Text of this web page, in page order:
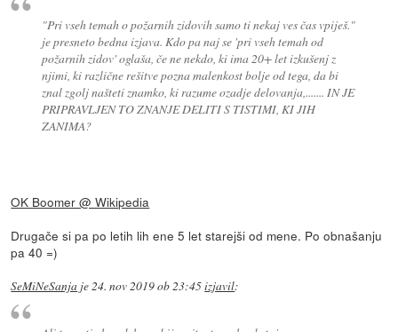
"Pri vseh temah o požarnih zidovih samo ti nekaj ves čas vpiješ."
je presneto bedna izjava. Kdo pa naj se 'pri vseh temah od
požarnih zidov' oglaša, če ne nekdo, ki ima 20+ let izkušenj z
njimi, ki različne rešitve pozna malenkost bolje od tega, da bi
znal zgolj našteti znamko, ki razume ozadje delovanja,....... IN JE
PRIPRAVLJEN TO ZNANJE DELITI S TISTIMI, KI JIH
ZANIMA?
OK Boomer @ Wikipedia
Drugače si pa po letih lih ene 5 let starejši od mene. Po obnašanju
pa 40 =)
SeMiNeSanja je24. nov 2019 ob 23:45izjavil: